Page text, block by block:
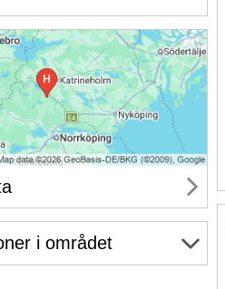
i området